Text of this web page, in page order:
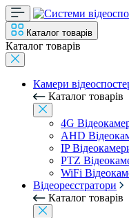
Каталог товарів
Каталог товарів
Камери
Каталог товарів
4G
AHD
IP
PTZ
WiFi
Відеореєстратори
Каталог товарів